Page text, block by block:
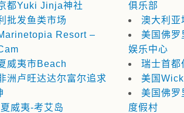
都Yuki Jinja神社
批发鱼类市场
Resort –
威夷市Beach
洲卢旺达达尔富尔追求
威夷-考艾岛
俱乐部
澳大利亚
美国佛罗
娱乐中心
瑞士首都
美国
美国佛
度假村